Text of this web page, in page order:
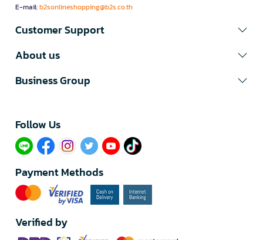
E-mail:b2sonlineshopping@b2s.co.th
Customer Support
About us
Business Group
Follow Us​
Payment Methods
Verified by